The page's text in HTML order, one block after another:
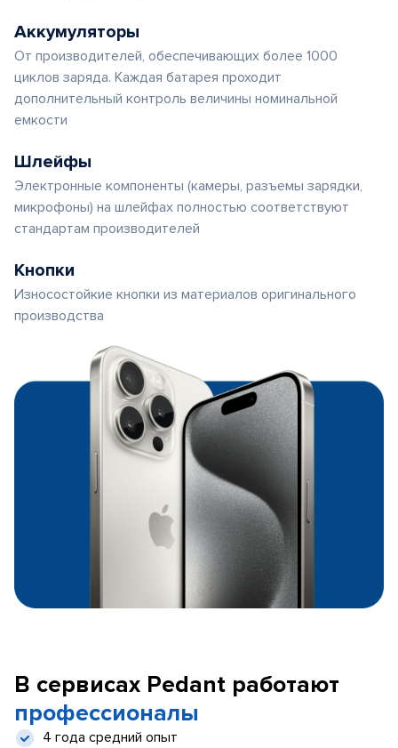
Аккумуляторы
От производителей, обеспечивающих более 1000
циклов заряда. Каждая батарея проходит
дополнительный контроль величины номинальной
емкости
Шлейфы
Электронные компоненты (камеры, разъемы зарядки,
микрофоны) на шлейфах полностью соответствуют
стандартам производителей
Кнопки
Износостойкие кнопки из материалов оригинального
производства
В сервисах Pedant работают
профессионалы
4 года средний опыт